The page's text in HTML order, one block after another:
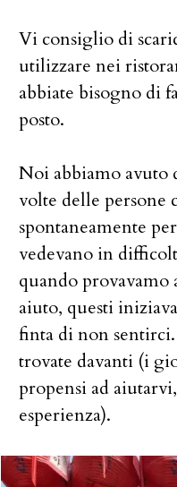
Vi consiglio di
utilizzare nei
abbiate bisogno di
posto.
Noi abbiamo avuto
volte delle persone
spontaneamente
vedevano in
quando provavamo
aiuto, questi
finta di non
trovate davanti (i
propensi ad
esperienza).